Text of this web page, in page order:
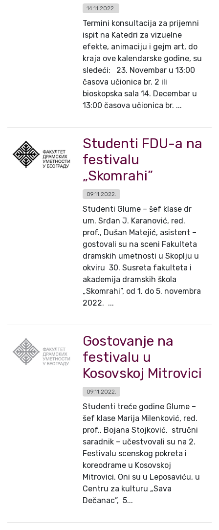
14.11.2022.
Termini konsultacija za prijemni
ispit na Katedri za vizuelne
efekte, animaciju i gejm art, do
kraja ove kalendarske godine, su
sledeći: 23. Novembar u 13:00
časova učionica br. 2 ili
bioskopska sala 14. Decembar u
13:00 časova učionica br. ...
Studenti FDU-a na
festivalu
„Skomrahi”
09.11.2022.
Studenti Glume – šef klase dr
um. Srđan J. Karanović, red.
prof., Dušan Matejić, asistent –
gostovali su na sceni Fakulteta
dramskih umetnosti u Skoplju u
okviru 30. Susreta fakulteta i
akademija dramskih škola
„Skomrahi”, od 1. do 5. novembra
2022. ...
Gostovanje na
festivalu u
Kosovskoj Mitrovici
09.11.2022.
Studenti treće godine Glume –
šef klase Marija Milenković, red.
prof., Bojana Stojković, stručni
saradnik – učestvovali su na 2.
Festivalu scenskog pokreta i
koreodrame u Kosovskoj
Mitrovici. Oni su u Leposaviću, u
Centru za kulturu „Sava
Dečanac”, 5...